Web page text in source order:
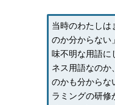
当時のわたしは
のか分からない
味不明な用語に
ネス用語なのか
のかも分からな
ラミングの研修